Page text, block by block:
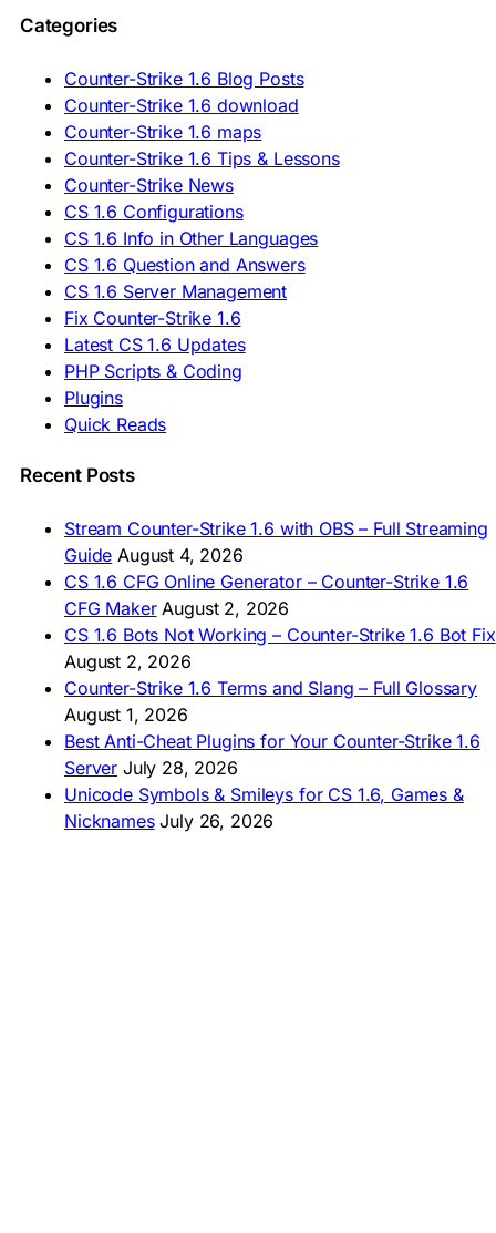
🇵🇹 Descarregar CS 1.6
🇷🇺 Скачать CS 1.6
🇷🇸 Preuzmi CS 1.6
🇸🇰 Stiahnuť CS 1.6
🇸🇮 Prenesi CS 1.6
🇪🇸 Descargar CS 1.6
🇪🇸 Deskargatu CS 1.6
🇸🇪 Ladda ner CS 1.6
🇹🇷 CS 1.6 İndir
🇺🇦 Завантажити CS 1.6
ASIA & AFRICA
🇦🇿 CS 1.6 Yüklə
🇬🇪 CS 1.6 ჩამოტვირთვა
🇮🇳 CS 1.6 डाउनलोड
🇮🇩 Unduh CS 1.6
🇲🇾 CS 1.6 Muat Turun
🇲🇳 CS 1.6 Татах
🇵🇭 I-download CS 1.6
🇿🇦 Laai CS 1.6 af
AMERICAS
🇦🇷 Descargar CS 1.6
🇦🇷 CS 1.6 Edición Arg
🇧🇷 Baixar CS 1.6
🇵🇪 Descargar CS 1.6
Categories
Counter-Strike 1.6 Blog Posts
Counter-Strike 1.6 download
Counter-Strike 1.6 maps
Counter-Strike 1.6 Tips & Lessons
Counter-Strike News
CS 1.6 Configurations
CS 1.6 Info in Other Languages
CS 1.6 Question and Answers
CS 1.6 Server Management
Fix Counter-Strike 1.6
Latest CS 1.6 Updates
PHP Scripts & Coding
Plugins
Quick Reads
Recent Posts
Stream Counter-Strike 1.6 with OBS – Full Streaming
Guide August 4, 2026
CS 1.6 CFG Online Generator – Counter-Strike 1.6
CFG Maker August 2, 2026
CS 1.6 Bots Not Working – Counter-Strike 1.6 Bot Fix
August 2, 2026
Counter-Strike 1.6 Terms and Slang – Full Glossary
August 1, 2026
Best Anti-Cheat Plugins for Your Counter-Strike 1.6
Server July 28, 2026
Unicode Symbols & Smileys for CS 1.6, Games &
Nicknames July 26, 2026